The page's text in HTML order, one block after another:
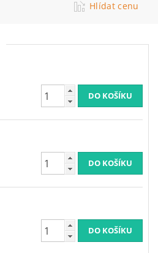
Hlídat cenu